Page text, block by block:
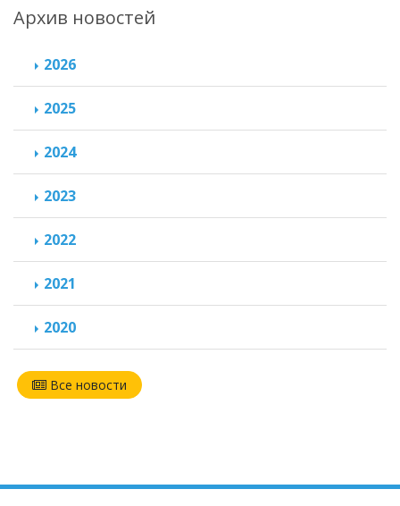
Архив новостей
2026
2025
2024
2023
2022
2021
2020
Все новости